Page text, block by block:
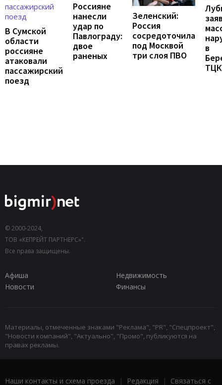
В Сумской
области
россияне
атаковали
пассажирский
поезд
Россияне
нанесли
удар по
Павлограду:
двое
раненых
Зеленский:
Россия
сосредоточила
под Москвой
три слоя ПВО
в
ТЦК
© 2000-2024,
ТОВ «КЕПРЕЙТ ПАРТНЕРС»".
Все права защищены.
Афиша
Недвижимость
Новости
Финансы
Материалы, отмеченные знаками "Реклама", "PR", "Спецпроект",
"Новости компаний", "Актуально", "Промо", публикуются на
правах рекламы.
Наши контакты и схема проезда | Редакция | Связаться с